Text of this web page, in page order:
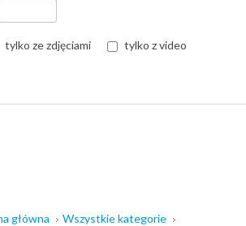
tylko ze zdjęciami tylko z video
główna
Wszystkie kategorie